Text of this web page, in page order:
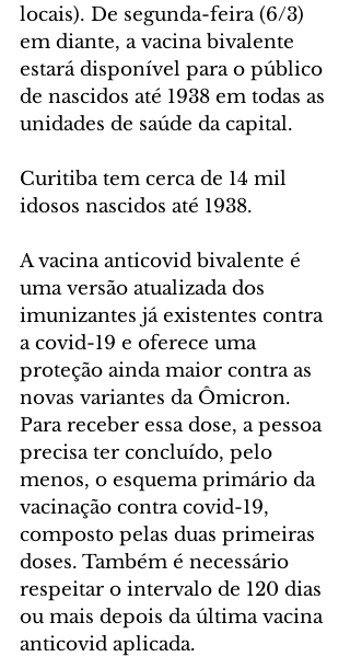
locais). De segunda-feira (6/3)
em diante, a vacina bivalente
estará disponível para o público
de nascidos até 1938 em todas as
unidades de saúde da capital.
Curitiba tem cerca de 14 mil
idosos nascidos até 1938.
A vacina anticovid bivalente é
uma versão atualizada dos
imunizantes já existentes contra
a covid-19 e oferece uma
proteção ainda maior contra as
novas variantes da Ômicron.
Para receber essa dose, a pessoa
precisa ter concluído, pelo
menos, o esquema primário da
vacinação contra covid-19,
composto pelas duas primeiras
doses. Também é necessário
respeitar o intervalo de 120 dias
ou mais depois da última vacina
anticovid aplicada.